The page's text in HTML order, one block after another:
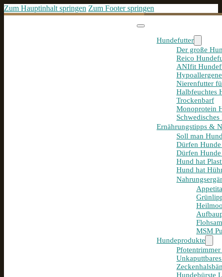
Zum Hauptinhalt springen Zum Footer springen
Hundefutter
Der große
Reico
ANIfit
Nierenfutter
Halbfeuchtes
Trockenbarf
Monoprotein
Ernährungstipps &
Soll man
Dürfen
Dürfen Hunde
Hund hat
Hund hat
MSM
Hundeprodukte
Hundebürste